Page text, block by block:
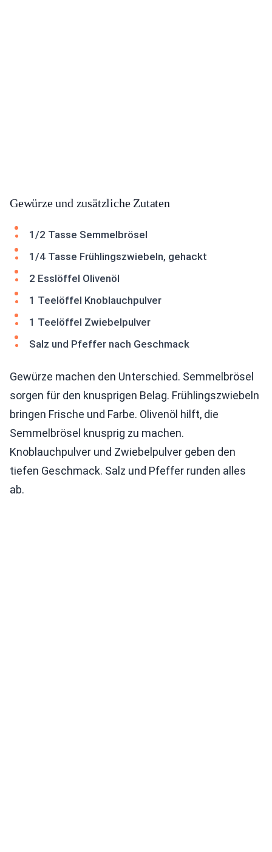
Gewürze und zusätzliche Zutaten
1/2 Tasse Semmelbrösel
1/4 Tasse Frühlingszwiebeln, gehackt
2 Esslöffel Olivenöl
1 Teelöffel Knoblauchpulver
1 Teelöffel Zwiebelpulver
Salz und Pfeffer nach Geschmack
Gewürze machen den Unterschied. Semmelbrösel
sorgen für den knusprigen Belag. Frühlingszwiebeln
bringen Frische und Farbe. Olivenöl hilft, die
Semmelbrösel knusprig zu machen.
Knoblauchpulver und Zwiebelpulver geben den
tiefen Geschmack. Salz und Pfeffer runden alles
ab.